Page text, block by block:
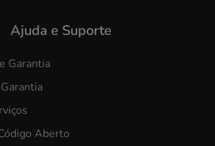
Ajuda e Suporte
Garantia
Aberto